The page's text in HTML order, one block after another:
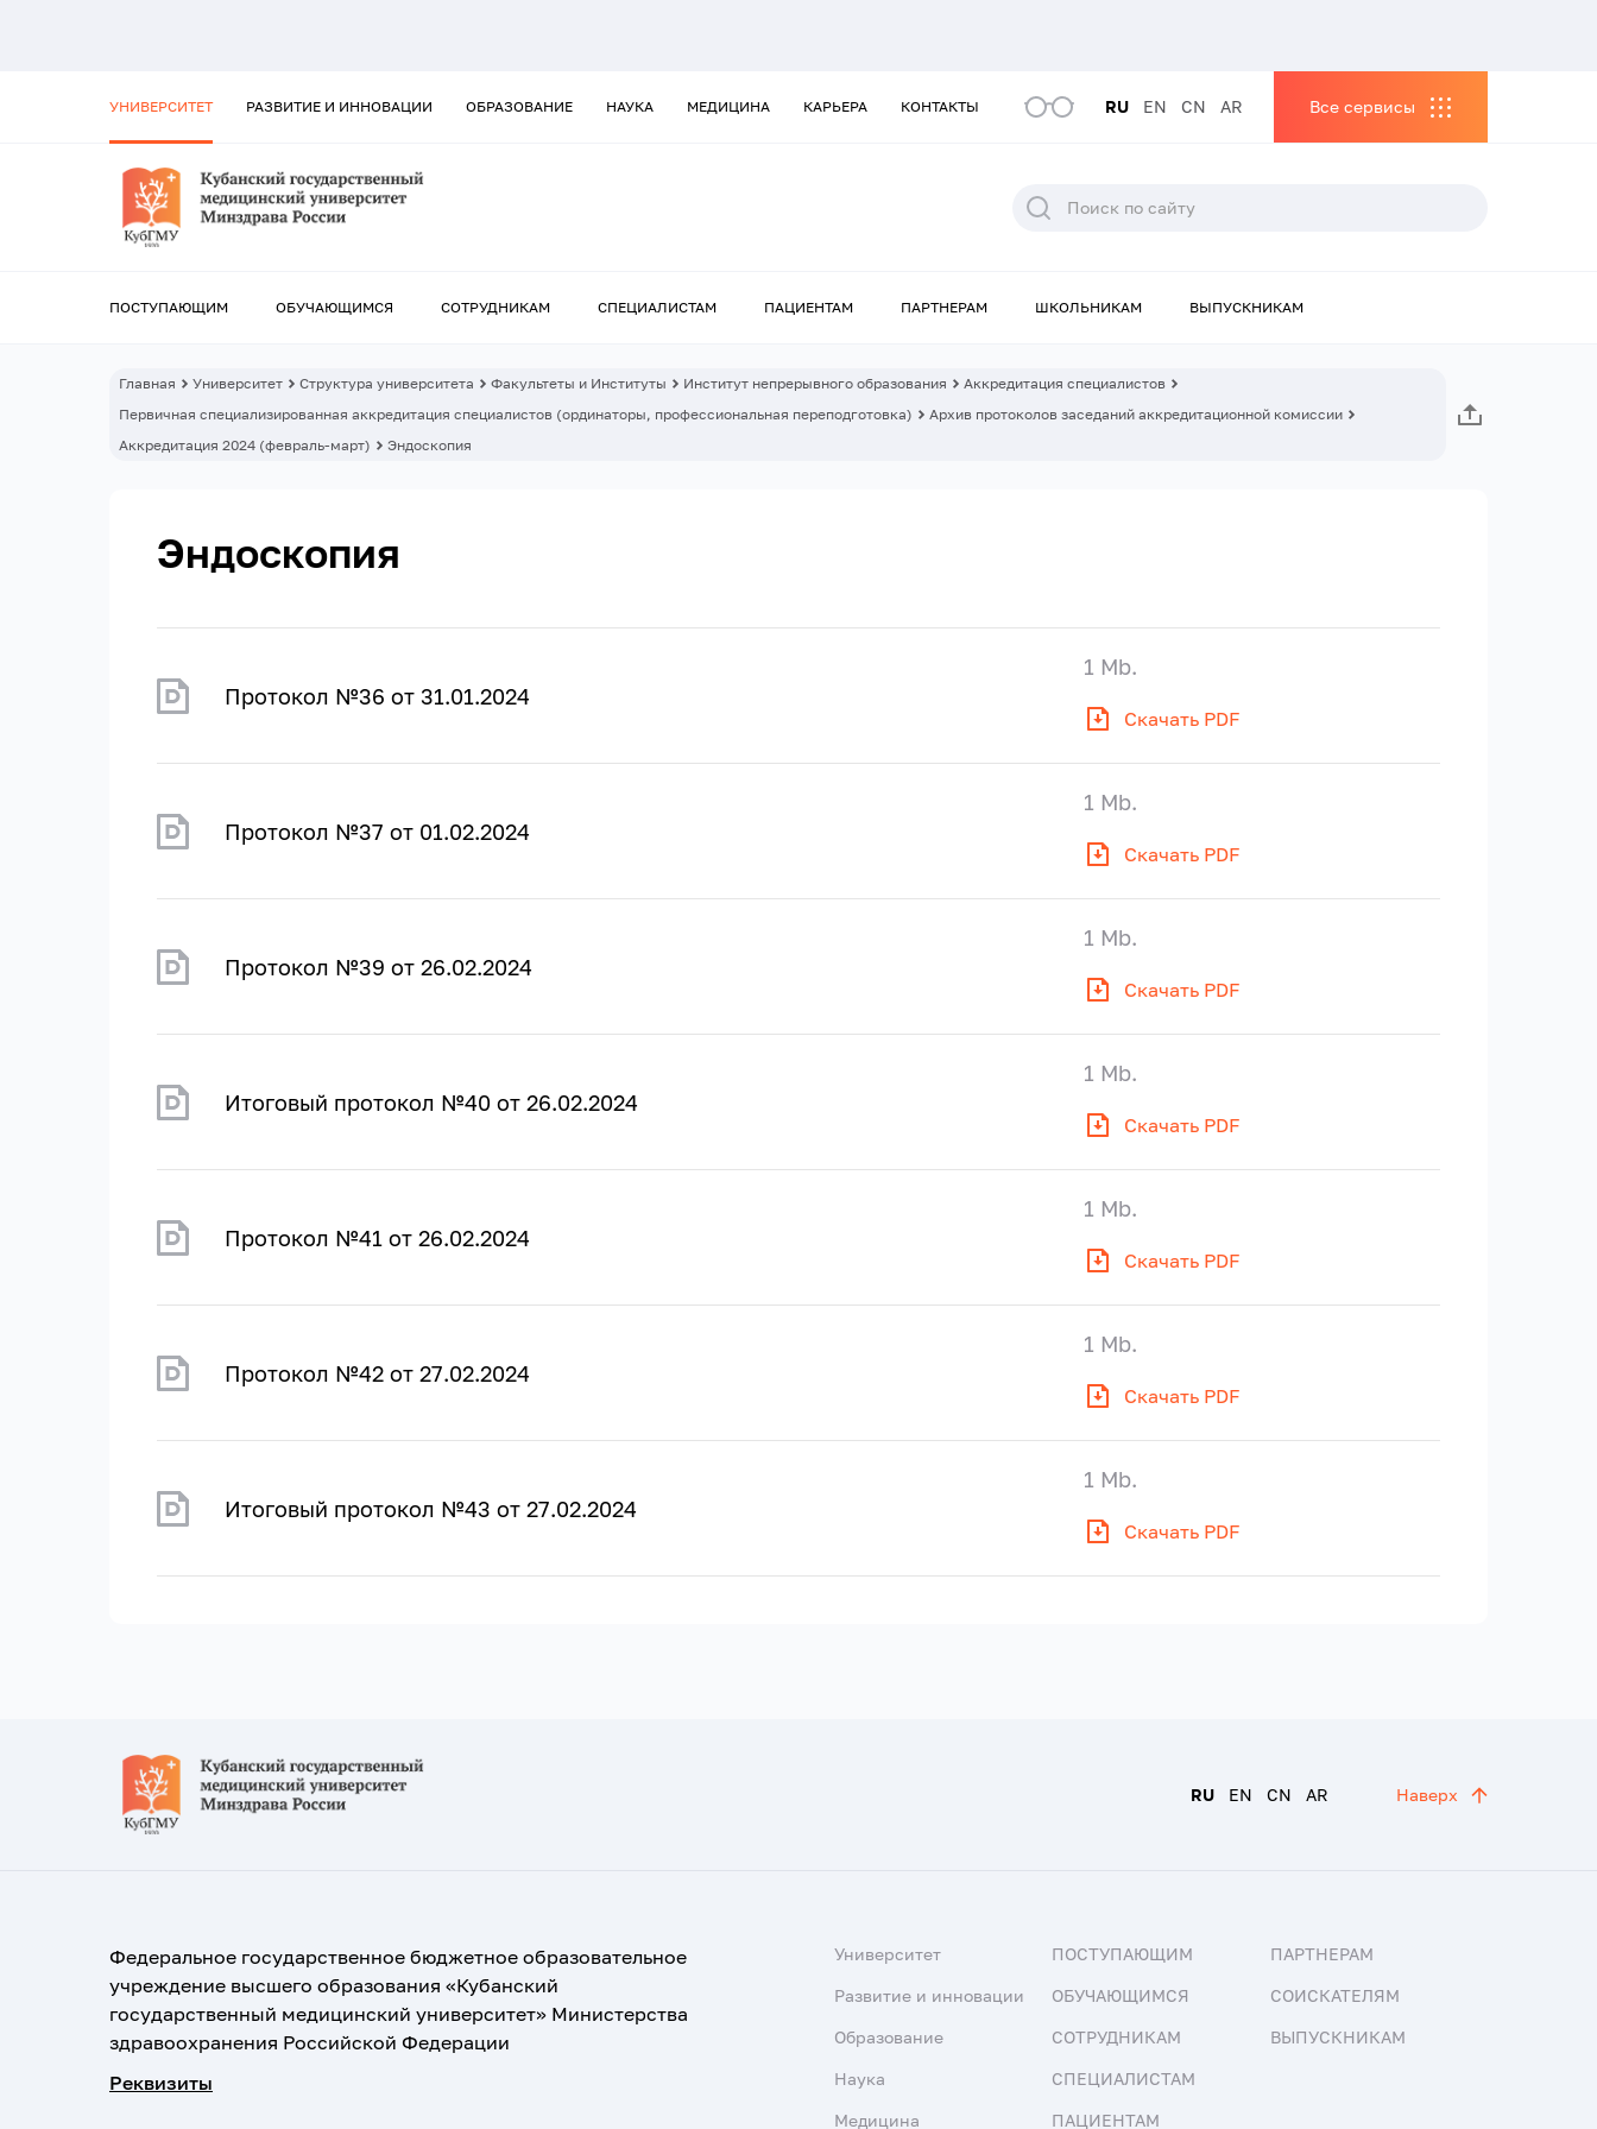
УНИВЕРСИТЕТ РАЗВИТИЕ И ИННОВАЦИИ ОБРАЗОВАНИЕ НАУКА МЕДИЦИНА КАРЬЕРА КОНТАКТЫ RU EN CN AR Все сервисы
ПОСТУПАЮЩИМ ОБУЧАЮЩИМСЯ СОТРУДНИКАМ СПЕЦИАЛИСТАМ ПАЦИЕНТАМ ПАРТНЕРАМ ШКОЛЬНИКАМ ВЫПУСКНИКАМ
Главная Университет Структура университета Факультеты и Институты Институт непрерывного образования
Аккредитация специалистов
Первичная специализированная аккредитация специалистов (ординаторы, профессиональная переподготовка)
Архив протоколов заседаний аккредитационной комиссии
Аккредитация 2024 (февраль-март)
Эндоскопия
Эндоскопия
Протокол №36 от 31.01.2024
Скачать PDF
1 Mb.
Протокол №37 от 01.02.2024
Скачать PDF
1 Mb.
Протокол №39 от 26.02.2024
Скачать PDF
1 Mb.
Итоговый протокол №40 от 26.02.2024
Скачать PDF
1 Mb.
Протокол №41 от 26.02.2024
Скачать PDF
1 Mb.
Протокол №42 от 27.02.2024
Скачать PDF
1 Mb.
Итоговый протокол №43 от 27.02.2024
Скачать PDF
1 Mb.
RU EN CN AR Наверх
Федеральное государственное бюджетное образовательное
учреждение высшего образования «Кубанский
государственный медицинский университет» Министерства
здравоохранения Российской Федерации
Реквизиты
Университет
Развитие и инновации
Образование
Наука
Медицина
ПОСТУПАЮЩИМ
ОБУЧАЮЩИМСЯ
СОТРУДНИКАМ
СПЕЦИАЛИСТАМ
ПАЦИЕНТАМ
ПАРТНЕРАМ
СОИСКАТЕЛЯМ
ВЫПУСКНИКАМ